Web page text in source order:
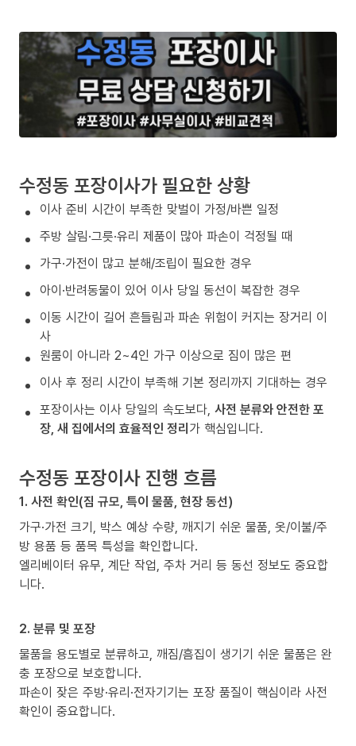
수정동 포장이사가 필요한 상황
이사 준비 시간이 부족한 맞벌이 가정/바쁜 일정
주방 살림·그릇·유리 제품이 많아 파손이 걱정될 때
가구·가전이 많고 분해/조립이 필요한 경우
아이·반려동물이 있어 이사 당일 동선이 복잡한 경우
이동 시간이 길어 흔들림과 파손 위험이 커지는 장거리 이
사
원룸이 아니라 2~4인 가구 이상으로 짐이 많은 편
이사 후 정리 시간이 부족해 기본 정리까지 기대하는 경우
포장이사는 이사 당일의 속도보다, 사전 분류와 안전한 포
장, 새 집에서의 효율적인 정리가 핵심입니다.
수정동 포장이사 진행 흐름
1. 사전 확인(짐 규모, 특이 물품, 현장 동선)
가구·가전 크기, 박스 예상 수량, 깨지기 쉬운 물품, 옷/이불/주
방 용품 등 품목 특성을 확인합니다.
엘리베이터 유무, 계단 작업, 주차 거리 등 동선 정보도 중요합
니다.
2. 분류 및 포장
물품을 용도별로 분류하고, 깨짐/흠집이 생기기 쉬운 물품은 완
충 포장으로 보호합니다.
파손이 잦은 주방·유리·전자기기는 포장 품질이 핵심이라 사전
확인이 중요합니다.